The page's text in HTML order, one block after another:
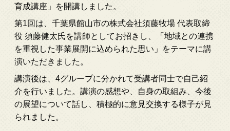
育成講座」を開講しました。
第1回は、千葉県館山市の株式会社須藤牧場 代表取締
役 須藤健太氏を講師としてお招きし、「地域との連携
を重視した事業展開に込められた思い」をテーマに講
演いただきました。
講演後は、4グループに分かれて受講者同士で自己紹
介を行いました。講演の感想や、自身の取組み、今後
の展望について話し、積極的に意見交換する様子が見
られました。